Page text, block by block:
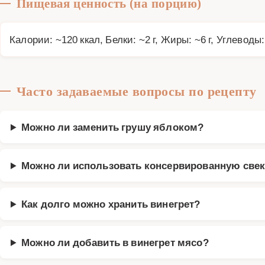
Пищевая ценность (на порцию)
Калории: ~120 ккал, Белки: ~2 г, Жиры: ~6 г, Углеводы:
Часто задаваемые вопросы по рецепту
Можно ли заменить грушу яблоком?
Можно ли использовать консервированную
Как долго можно хранить винегрет?
Можно ли добавить в винегрет мясо?